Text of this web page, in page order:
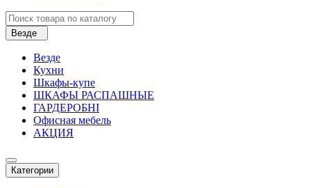
Везде
Везде
Кухни
Шкафы-купе
ШКАФЫ РАСПАШНЫЕ
ГАРДЕРОБНІ
Офисная мебель
АКЦИЯ
Категории